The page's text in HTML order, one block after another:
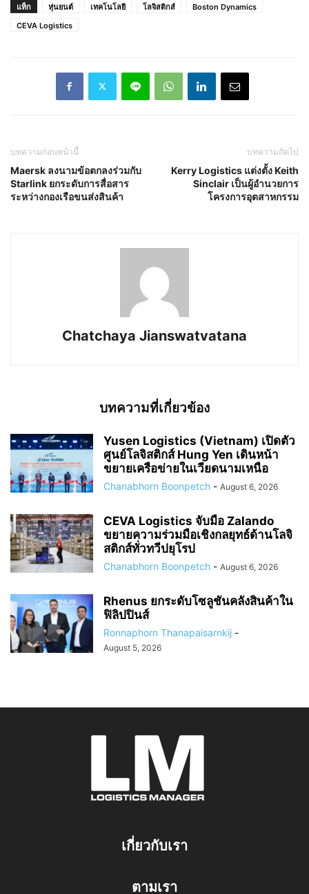
แท็ก หุ่นยนต์ เทคโนโลยี โลจิสติกส์
Boston Dynamics
CEVA Logistics
บทความก่อนหน้านี้
Maersk ลงนามข้อตกลงร่วมกับ
Starlink ยกระดับการสื่อสาร
ระหว่างกองเรือขนส่งสินค้า
บทความถัดไป
Kerry Logistics แต่งตั้ง Keith
Sinclair เป็นผู้อำนวยการ
โครงการอุตสาหกรรม
Chatchaya Jianswatvatana
บทความที่เกี่ยวข้อง
Yusen Logistics (Vietnam) เปิดตัว
ศูนย์โลจิสติกส์ Hung Yen เดินหน้า
ขยายเครือข่ายในเวียดนามเหนือ
Chanabhorn Boonpetch - August 6, 2026
CEVA Logistics จับมือ Zalando
ขยายความร่วมมือเชิงกลยุทธ์ด้านโลจิ
สติกส์ทั่วทวีปยุโรป
Chanabhorn Boonpetch - August 6, 2026
Rhenus ยกระดับโซลูชันคลังสินค้าใน
ฟิลิปปินส์
Ronnaphorn Thanapaisarnkij -
August 5, 2026
เกี่ยวกับเรา
ตามเรา